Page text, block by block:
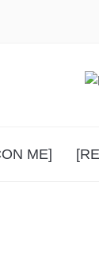
ME]